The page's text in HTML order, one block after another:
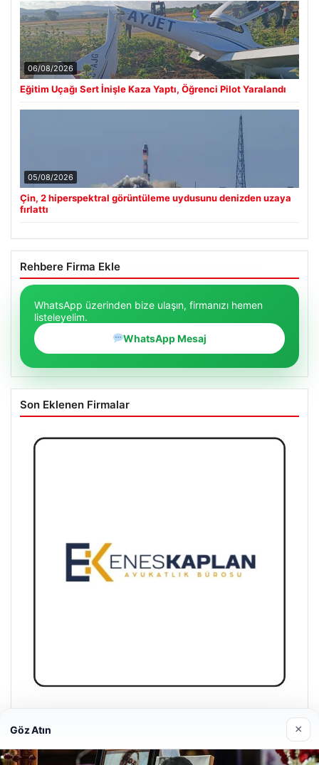
06/08/2026
Eğitim Uçağı Sert İnişle Kaza Yaptı, Öğrenci Pilot Yaralandı
05/08/2026
Çin, 2 hiperspektral görüntüleme uydusunu denizden uzaya
fırlattı
Rehbere Firma Ekle
WhatsApp üzerinden bize ulaşın, firmanızı hemen
listeleyelim.
WhatsApp Mesaj
Son Eklenen Firmalar
28/04/2026
Göz Atın ×